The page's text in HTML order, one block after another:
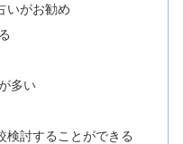
いがお勧め
多い
検討することができる